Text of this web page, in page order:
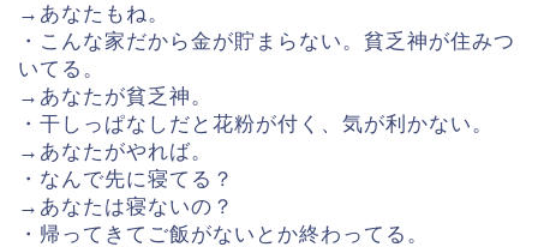
→あなたもね。
・こんな家だから金が貯まらない。貧乏神が住みつ
いてる。
→あなたが貧乏神。
・干しっぱなしだと花粉が付く、気が利かない。
→あなたがやれば。
・なんで先に寝てる？
→あなたは寝ないの？
・帰ってきてご飯がないとか終わってる。